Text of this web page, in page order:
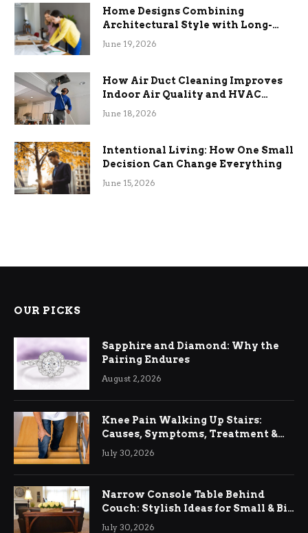
Home Designs Combining
Architectural Style with Long-
Term Functional Benefits
June 19, 2026
How Air Duct Cleaning Improves
Indoor Air Quality and HVAC
Efficiency
June 18, 2026
Intentional Living: How One Small
Decision Can Change Everything
June 15, 2026
OUR PICKS
Sapphire and Diamond: Why the
Pairing Endures
August 2, 2026
Knee Pain Walking Up Stairs:
Causes, Symptoms, Treatment &
Relief
July 30, 2026
Narrow Console Table Behind
Couch: Stylish Ideas for Small & Big
Living Rooms
July 30, 2026